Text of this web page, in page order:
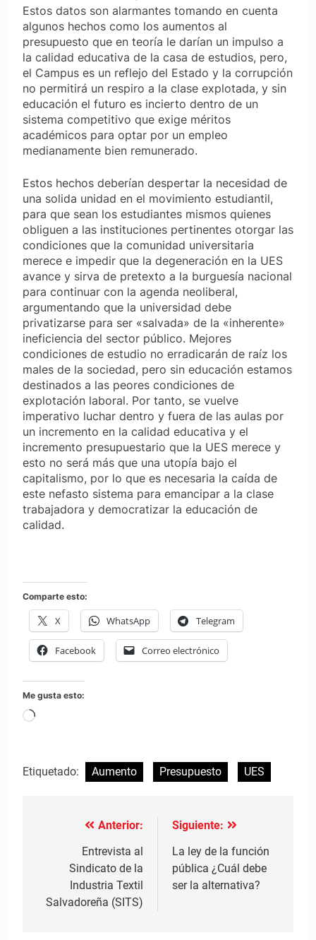
Estos datos son alarmantes tomando en cuenta
algunos hechos como los aumentos al
presupuesto que en teoría le darían un impulso a
la calidad educativa de la casa de estudios, pero,
el Campus es un reflejo del Estado y la corrupción
no permitirá un respiro a la clase explotada, y sin
educación el futuro es incierto dentro de un
sistema competitivo que exige méritos
académicos para optar por un empleo
medianamente bien remunerado.
Estos hechos deberían despertar la necesidad de
una solida unidad en el movimiento estudiantil,
para que sean los estudiantes mismos quienes
obliguen a las instituciones pertinentes otorgar las
condiciones que la comunidad universitaria
merece e impedir que la degeneración en la UES
avance y sirva de pretexto a la burguesía nacional
para continuar con la agenda neoliberal,
argumentando que la universidad debe
privatizarse para ser «salvada» de la «inherente»
ineficiencia del sector público. Mejores
condiciones de estudio no erradicarán de raíz los
males de la sociedad, pero sin educación estamos
destinados a las peores condiciones de
explotación laboral. Por tanto, se vuelve
imperativo luchar dentro y fuera de las aulas por
un incremento en la calidad educativa y el
incremento presupuestario que la UES merece y
esto no será más que una utopía bajo el
capitalismo, por lo que es necesaria la caída de
este nefasto sistema para emancipar a la clase
trabajadora y democratizar la educación de
calidad.
Comparte esto:
X WhatsApp Telegram
Facebook Correo electrónico
Me gusta esto:
Cargando...
Etiquetado: Aumento Presupuesto UES
Navegación
entradas
Anterior:
Entrevista al
Sindicato de la
Industria Textil
Salvadoreña (SITS)
Siguiente:
La ley de la función
pública ¿Cuál debe
ser la alternativa?